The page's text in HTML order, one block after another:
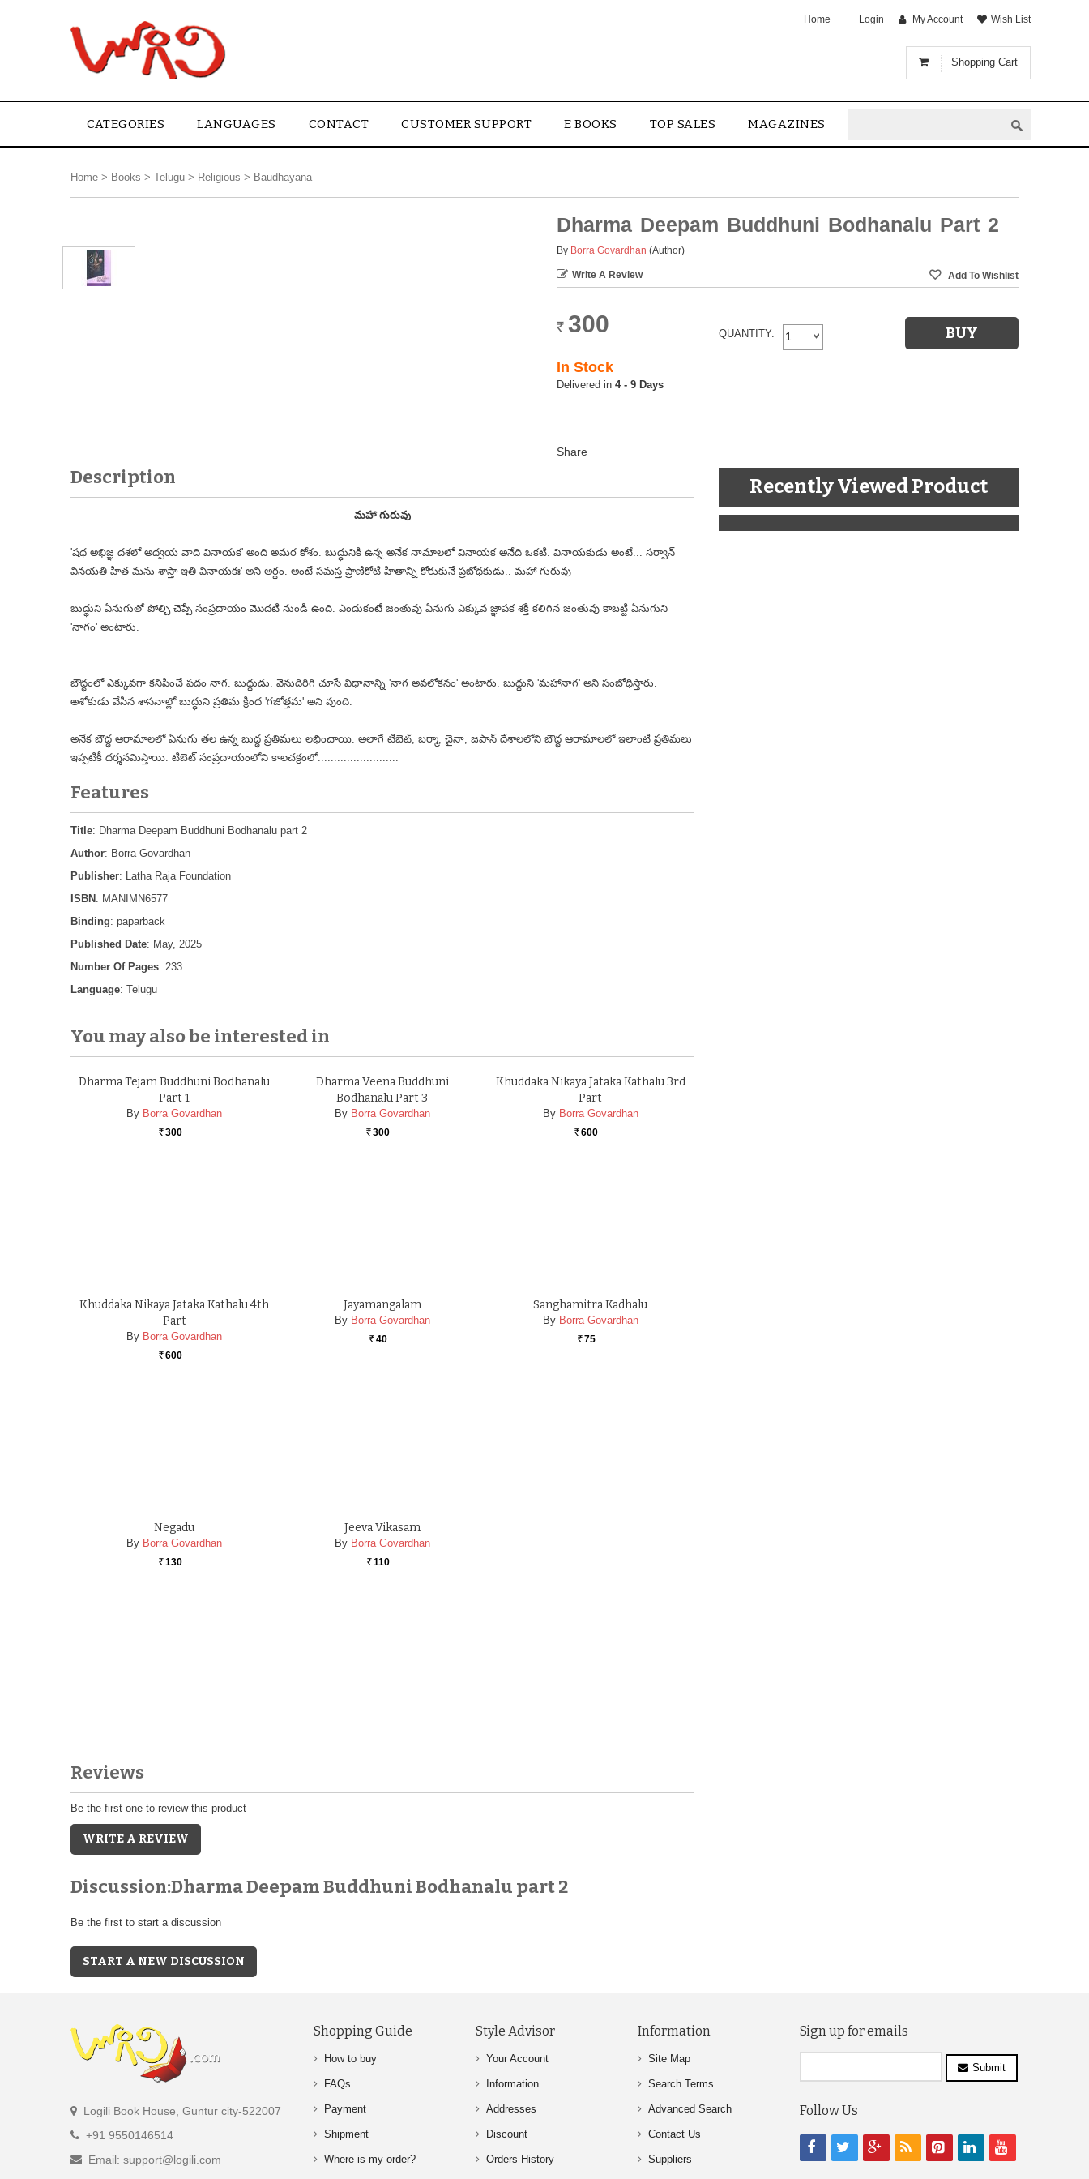
Shopping Cart
Home Login My Account Wish List
CATEGORIES LANGUAGES CONTACT CUSTOMER SUPPORT E BOOKS TOP SALES MAGAZINES
Home > Books > Telugu > Religious > Baudhayana
Dharma Deepam Buddhuni Bodhanalu Part 2
By Borra Govardhan (Author)
Write A Review
Rs. 300 QUANTITY:
In Stock
4 - 9 Days
Description
మహా గురువు
'షధ అభిజ్ఞ దశలో అద్వయ వాది వినాయక' అంది అమర కోశం. బుద్ధునికి ఉన్న అనేక నామాలలో వినాయక అనేది ఒకటి. వినాయకుడు అంటే... సర్వాన్
వినయతి హిత మను శాస్తా ఇతి వినాయకః' అని అర్థం. అంటే సమస్త ప్రాణికోటి హితాన్ని కోరుకునే ప్రబోధకుడు.. మహా గురువు
బుద్ధుని ఏనుగుతో పోల్చి చెప్పే సంప్రదాయం మొదటి నుండి ఉంది. ఎందుకంటే జంతువు ఏనుగు ఎక్కువ జ్ఞాపక శక్తి కలిగిన జంతువు కాబట్టి ఏనుగుని
'నాగం' అంటారు.
బౌద్ధంలో ఎక్కువగా కనిపించే పదం నాగ. బుద్ధుడు. వెనుదిరిగి చూసే విధానాన్ని 'నాగ అవలోకనం' అంటారు. బుద్ధుని 'మహానాగ' అని సంబోధిస్తారు.
అశోకుడు వేసిన శాసనాల్లో బుద్ధుని ప్రతిమ క్రింద 'గజోత్తమ' అని వుంది.
అనేక బౌద్ధ ఆరామాలలో ఏనుగు తల ఉన్న బుద్ధ ప్రతిమలు లభించాయి. అలాగే టిబెట్, బర్మా, చైనా, జపాన్ దేశాలలోని బౌద్ధ ఆరామాలలో ఇలాంటి ప్రతిమలు
ఇప్పటికీ దర్శనమిస్తాయి. టిబెట్ సంప్రదాయంలోని కాలచక్రంలో.........................
Features
Title: Dharma Deepam Buddhuni Bodhanalu part 2
Author: Borra Govardhan
Publisher: Latha Raja Foundation
ISBN : MANIMN6577
Binding: paparback
Published Date: May, 2025
Number Of Pages: 233
Language: Telugu
You may also be interested in
Dharma Tejam Buddhuni Bodhanalu
Part 1
By Borra Govardhan
Rs. 300
Dharma Veena Buddhuni
Bodhanalu Part 3
By Borra Govardhan
Rs. 300
Khuddaka Nikaya Jataka Kathalu 3rd
Part
By Borra Govardhan
Rs. 600
Khuddaka Nikaya Jataka Kathalu 4th
Part
By Borra Govardhan
Rs. 600
Jayamangalam
By Borra Govardhan
Rs. 40
Sanghamitra Kadhalu
By Borra Govardhan
Rs. 75
Negadu
By Borra Govardhan
Rs. 130
Jeeva Vikasam
By Borra Govardhan
Rs. 110
Reviews
Be the first one to review this product
WRITE A REVIEW
Discussion:Dharma Deepam Buddhuni Bodhanalu part 2
Be the first to start a discussion
START A NEW DISCUSSION
Recently Viewed Product
Logili Book House, Guntur city-522007
+91 9550146514
Email: support@logili.com
Shopping Guide
How to buy
FAQs
Payment
Shipment
Where is my order?
Style Advisor
Your Account
Information
Addresses
Discount
Orders History
Information
Site Map
Search Terms
Advanced Search
Contact Us
Suppliers
Sign up for emails
Submit
Follow Us